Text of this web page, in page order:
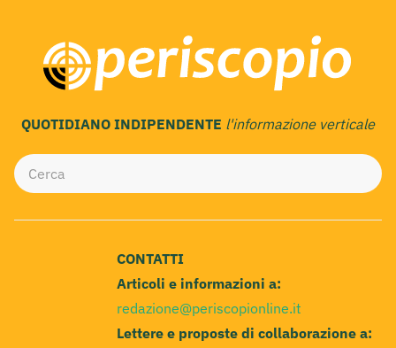
QUOTIDIANO INDIPENDENTE l'informazione verticale
CONTATTI
Articoli e informazioni a:
redazione@periscopionline.it
Lettere e proposte di collaborazione a: